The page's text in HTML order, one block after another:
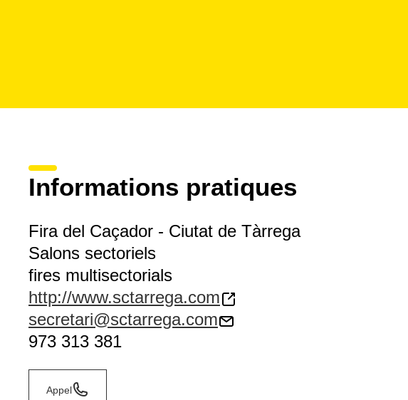
Informations pratiques
Fira del Caçador - Ciutat de Tàrrega
Salons sectoriels
fires multisectorials
http://www.sctarrega.com
secretari@sctarrega.com
973 313 381
Appel